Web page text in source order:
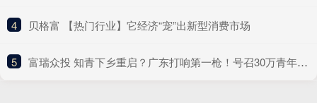
4 ​贝格富 【热门行业】它经济“宠”出新型消费市场
5 ​富瑞众投 知青下乡重启？广东打响第一枪！号召30万青年，下乡返乡兴乡